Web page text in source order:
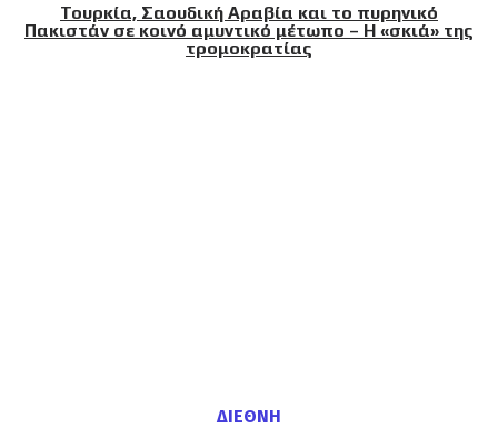
Τουρκία, Σαουδική Αραβία και το πυρηνικό
Πακιστάν σε κοινό αμυντικό μέτωπο – Η «σκιά» της
τρομοκρατίας
ΔΙΕΘΝΗ